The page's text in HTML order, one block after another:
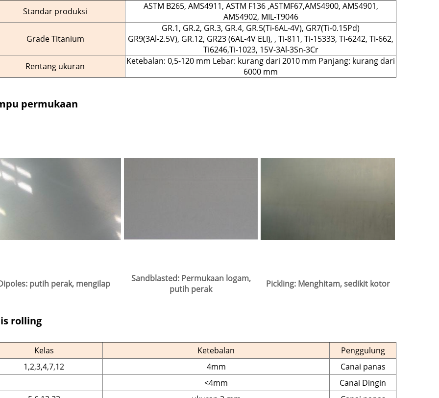
Standar produksi
ASTM B265, AMS4911, ASTM F136 ,ASTMF67,AMS4900, AMS4901,
AMS4902, MIL-T9046
Grade Titanium
GR.1, GR.2, GR.3, GR.4, GR.5(Ti-6AL-4V), GR7(Ti-0.15Pd)
GR9(3Al-2.5V), GR.12, GR23 (6AL-4V ELI), , Ti-811, Ti-15333, Ti-6242, Ti-662,
Ti6246,Ti-1023, 15V-3Al-3Sn-3Cr
Rentang ukuran
Ketebalan: 0,5-120 mm Lebar: kurang dari 2010 mm Panjang: kurang dari
6000 mm
permukaan
putih perak, mengilap
Sandblasted: Permukaan logam,
putih perak
Pickling: Menghitam, sedikit kotor
rolling
Kelas Ketebalan
Penggulung
1,2,3,4,7,12
4mm
Canai panas
<4mm
Canai Dingin